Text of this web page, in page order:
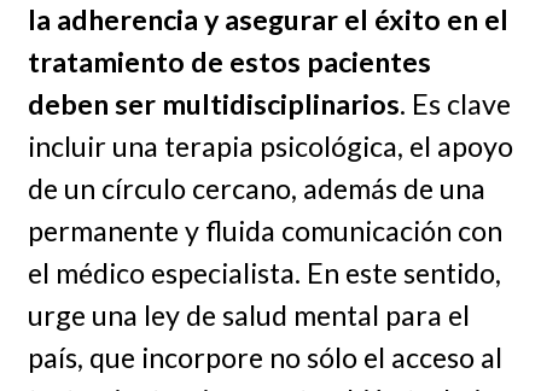
la adherencia y asegurar el éxito en el
tratamiento de estos pacientes
deben ser multidisciplinarios. Es clave
incluir una terapia psicológica, el apoyo
de un círculo cercano, además de una
permanente y fluida comunicación con
el médico especialista. En este sentido,
urge una ley de salud mental para el
país, que incorpore no sólo el acceso al